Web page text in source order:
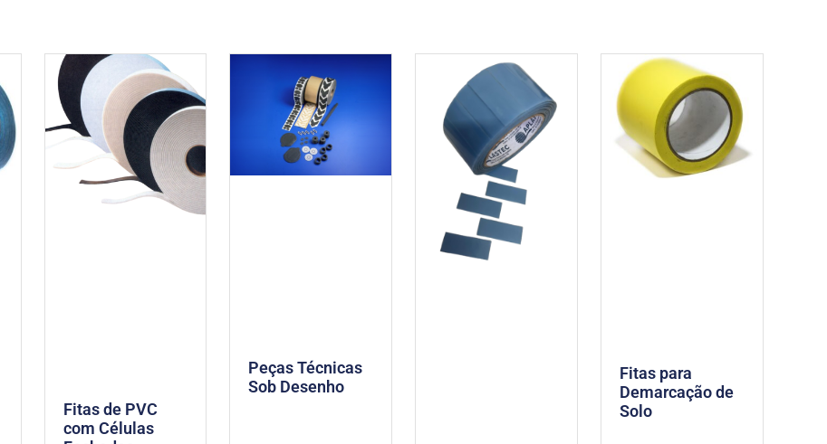
Fitas de PVC
com Células
Peças Técnicas
Sob Desenho
Fitas para
Demarcação de
Solo